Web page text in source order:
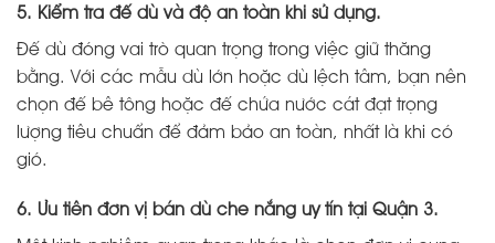
5. Kiểm tra đế dù và độ an toàn khi sử dụng.
Đế dù đóng vai trò quan trọng trong việc giữ thăng
bằng. Với các mẫu dù lớn hoặc dù lệch tâm, bạn nên
chọn đế bê tông hoặc đế chứa nước cát đạt trọng
lượng tiêu chuẩn để đảm bảo an toàn, nhất là khi có
gió.
6. Ưu tiên đơn vị bán dù che nắng uy tín tại Quận 3.